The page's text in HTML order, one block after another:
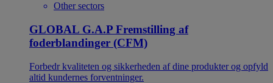
Other sectors
GLOBAL G.A.P Fremstilling af
foderblandinger (CFM)
Forbedr kvaliteten og sikkerheden af dine produkter og opfyld
altid kundernes forventninger.